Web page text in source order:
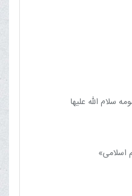
سلام الله علیها